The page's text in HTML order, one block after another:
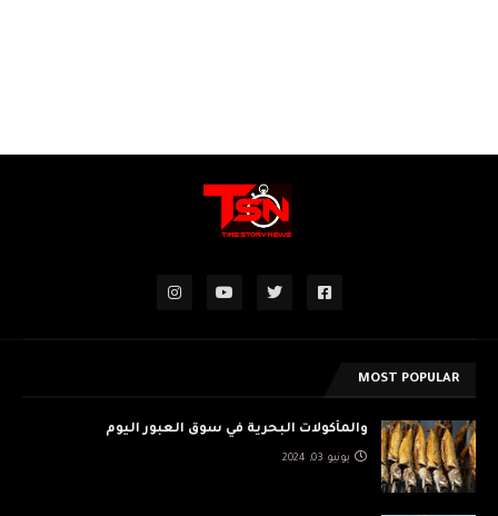
MOST POPULAR
والمأكولات البحرية في سوق العبور اليوم
يونيو 03, 2024